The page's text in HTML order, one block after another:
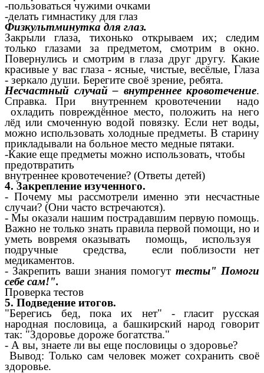
-пользоваться чужими очками
-делать гимнастику для глаз
Физкультминутка для глаз.
Закрыли глаза, тихонько открываем их; следим
только глазами за предметом, смотрим в окно.
Повернулись и смотрим в глаза друг другу. Какие
красивые у вас глаза - ясные, чистые, весёлые, Глаза
- зеркало души. Берегите своё зрение, ребята.
Несчастный случай – внутреннее кровотечение.
Справка. При внутреннем кровотечении надо
охладить повреждённое место, положить на него
лёд или смоченную водой повязку. Если нет воды,
можно использовать холодные предметы. В старину
прикладывали на больное место медные пятаки.
-Какие еще предметы можно использовать, чтобы
предотвратить
внутреннее кровотечение? (Ответы детей)
4. 3акрепление изученного.
- Почему мы рассмотрели именно эти несчастные
случаи? (Они часто встречаются).
- Мы оказали нашим пострадавшим первую помощь.
Важно не только знать правила первой помощи, но и
уметь вовремя оказывать помощь, используя
подручные средства, если поблизости нет
медикаментов.
- Закрепить ваши знания помогут тесты" Помоги
себе сам!".
Проверка тестов
5. Подведение итогов.
"Берегись бед, пока их нет" - гласит русская
народная пословица, а башкирский народ говорит
так: "Здоровье дороже богатства."
- А вы, знаете ли вы еще пословицы о здоровье?
Вывод: Только сам человек может сохранить своё
здоровье.